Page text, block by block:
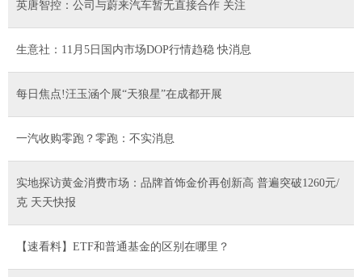
英唐智控：公司与蔚来汽车暂无直接合作 关注
生意社：11月5日国内市场DOP行情趋稳 快消息
每日焦点!汪玉涵个展“天狼星”在成都开展
一汽收购零跑？零跑：不实消息
实地探访黄金消费市场：品牌首饰金价再创新高 普遍突破1260元/
克 天天快报
【速看料】ETF和普通基金的区别在哪里？